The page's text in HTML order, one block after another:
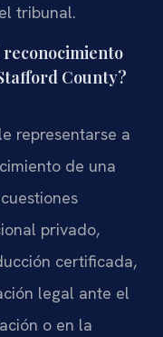
tribunal.
reconocimiento
County?
representarse a
de una
privado,
certificada,
legal ante el
o en la